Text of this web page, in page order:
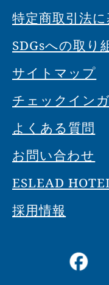
特定商取引法
SDGsへの取り
サイトマップ
チェックイン
よくある質問
お問い合わせ
ESLEAD
採用情報